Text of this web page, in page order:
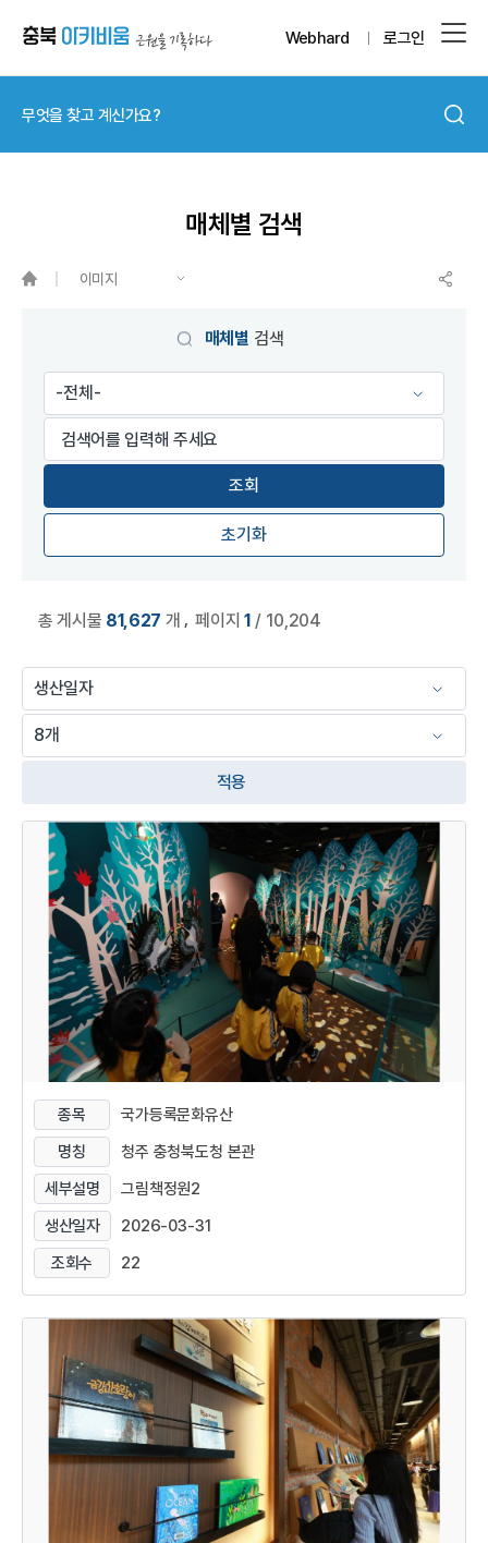
Webhard 로그인
매체별 검색
이미지
매체별 검색
초기화
총 게시물 81,627 개 ,페이지 1 / 10,204
적용
종목
국가등록문화유산
명칭
청주 충청북도청 본관
세부설명
그림책정원2
생산일자
2026-03-31
조회수
22